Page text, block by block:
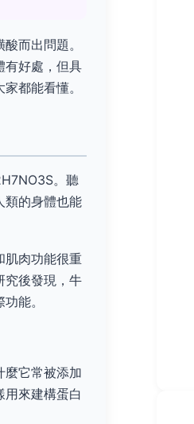
而出問題。
有好處，但具
都能看懂。
。聽
類的身體也能
肌肉功能很重
究後發現，牛
能。
麼它常被添加
來建構蛋白